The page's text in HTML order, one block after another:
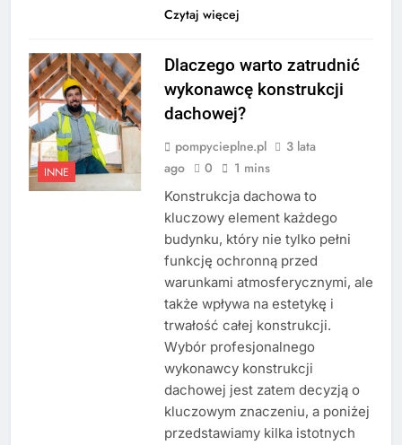
Czytaj więcej
INNE
Dlaczego warto zatrudnić
wykonawcę konstrukcji
dachowej?
pompycieplne.pl
3 lata
ago
0 1 mins
Konstrukcja dachowa to
kluczowy element każdego
budynku, który nie tylko pełni
funkcję ochronną przed
warunkami atmosferycznymi, ale
także wpływa na estetykę i
trwałość całej konstrukcji.
Wybór profesjonalnego
wykonawcy konstrukcji
dachowej jest zatem decyzją o
kluczowym znaczeniu, a poniżej
przedstawiamy kilka istotnych